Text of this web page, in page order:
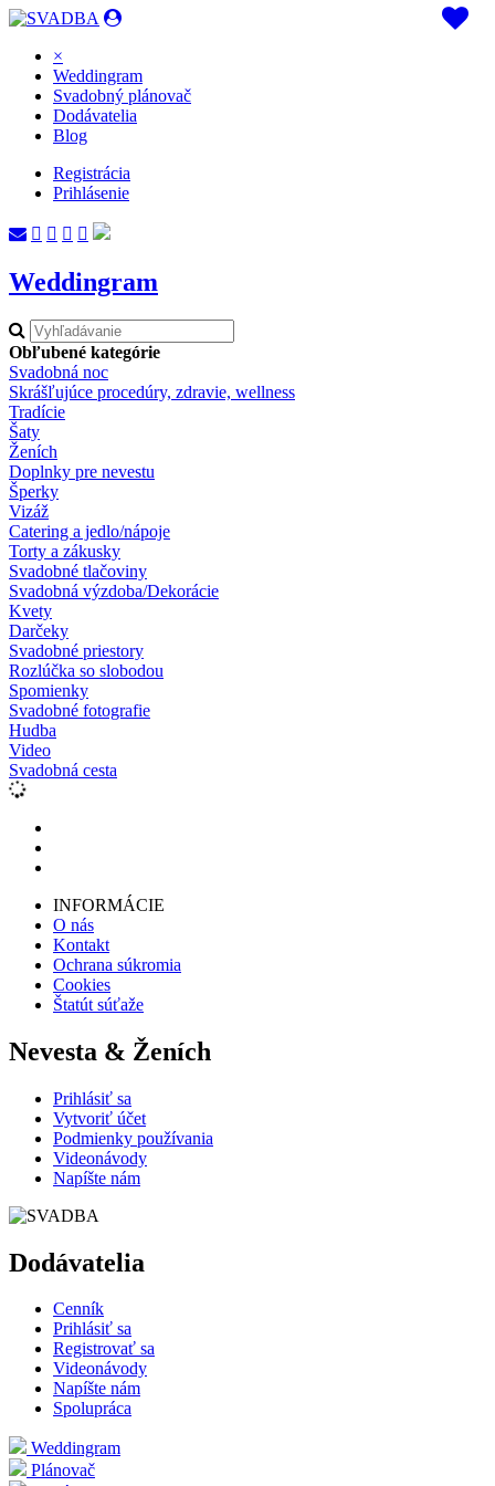
×
Weddingram
Svadobný plánovač
Dodávatelia
Blog
Registrácia
Prihlásenie
Weddingram
Obľubené kategórie
Svadobná noc
Skrášľujúce procedúry, zdravie, wellness
Tradície
Šaty
Ženích
Doplnky pre nevestu
Šperky
Vizáž
Catering a jedlo/nápoje
Torty a zákusky
Svadobné tlačoviny
Svadobná výzdoba/Dekorácie
Kvety
Darčeky
Svadobné priestory
Rozlúčka so slobodou
Spomienky
Svadobné fotografie
Hudba
Video
Svadobná cesta
INFORMÁCIE
O nás
Kontakt
Ochrana súkromia
Cookies
Štatút súťaže
Nevesta & Ženích
Prihlásiť sa
Vytvoriť účet
Podmienky používania
Videonávody
Napíšte nám
Dodávatelia
Cenník
Prihlásiť sa
Registrovať sa
Videonávody
Napíšte nám
Spolupráca
Weddingram
Plánovač